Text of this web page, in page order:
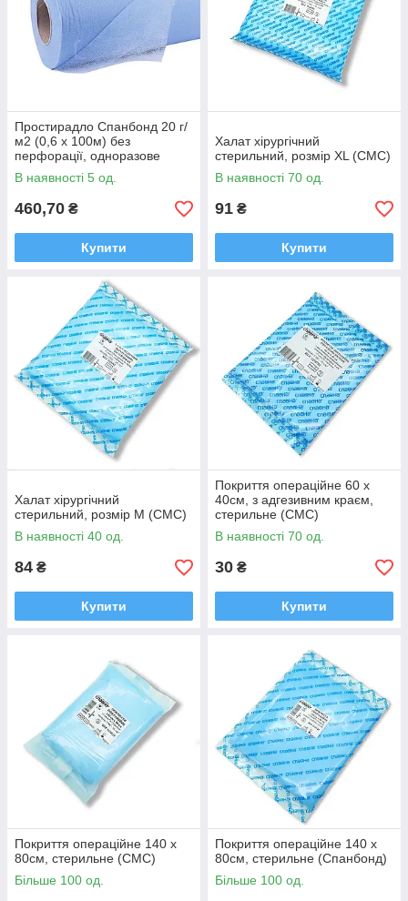
Простирадло Спанбонд 20 г/
м2 (0,6 х 100м) без
перфорації, одноразове
В наявності 5 од.
460,70 ₴
Купити
Халат хірургічний
стерильний, розмір XL (СМС)
В наявності 70 од.
91 ₴
Купити
Халат хірургічний
стерильний, розмір М (СМС)
В наявності 40 од.
84 ₴
Купити
Покриття операційне 60 х
40см, з адгезивним краєм,
стерильне (СМС)
В наявності 70 од.
30 ₴
Купити
Покриття операційне 140 х
80см, стерильне (СМС)
Більше 100 од.
Покриття операційне 140 х
80см, стерильне (Спанбонд)
Більше 100 од.